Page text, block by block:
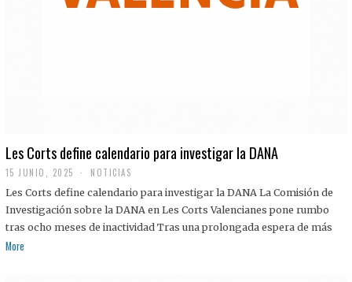
Les Corts define calendario para investigar la DANA
15 JUNIO, 2025 NOTICIAS
Les Corts define calendario para investigar la DANA La Comisión de
Investigación sobre la DANA en Les Corts Valencianes pone rumbo
tras ocho meses de inactividad Tras una prolongada espera de más
More